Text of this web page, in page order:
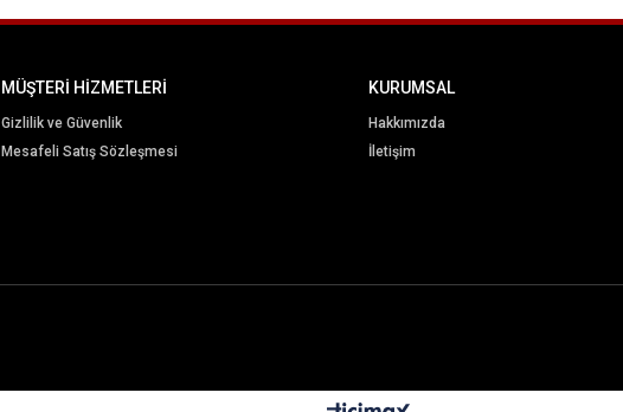
MÜŞTERİ HİZMETLERİ
Gizlilik ve Güvenlik
Mesafeli Satış Sözleşmesi
KURUMSAL
Hakkımızda
İletişim